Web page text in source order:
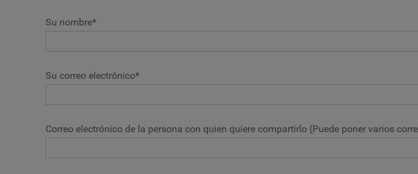
Su nombre*
Su correo electrónico*
Correo electrónico de la persona con quien quiere compartirlo (Puede poner varios